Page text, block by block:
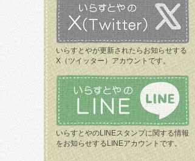
いらすとやが更新されたらお知らせする
X（ツイッター）アカウントです。
いらすとやのLINEスタンプに関する情報
をお知らせするLINEアカウントです。